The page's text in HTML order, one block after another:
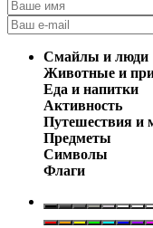
Смайлы и люди
Животные и
Еда и напитки
Активность
Путешествия и
Предметы
Символы
Флаги